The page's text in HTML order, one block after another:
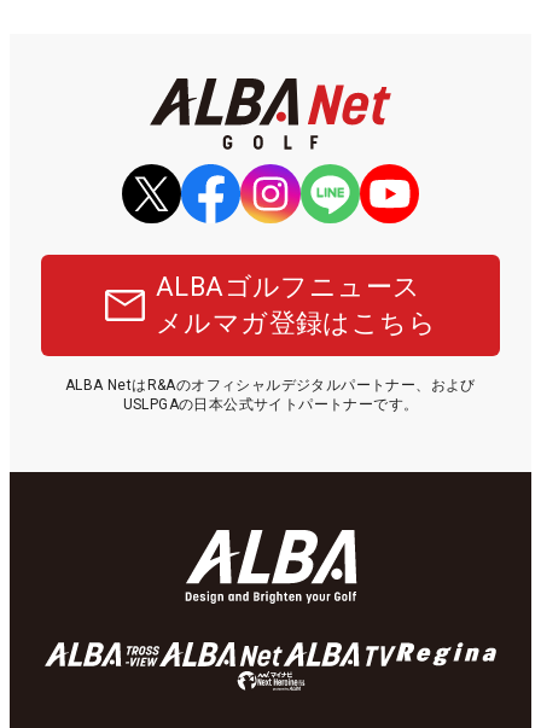
ALBAゴルフニュース
メルマガ登録はこちら
ALBA NetはR&Aのオフィシャルデジタルパートナー、および
USLPGAの日本公式サイトパートナーです。